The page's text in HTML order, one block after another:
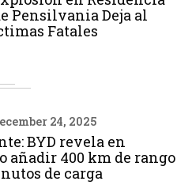
Pensilvania Deja al
Fatales
24, 2025
BYD revela en
añadir 400 km de rango
de carga